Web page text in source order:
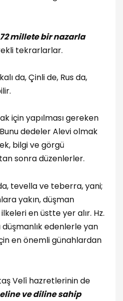
72 millete bir nazarla
tekrarlarlar.
da, Çinli de, Rus da,
için yapılması gereken
dedeler Alevi olmak
bilgi ve görgü
sonra düzenlerler.
tevella ve teberra, yani;
yakın, düşman
en üstte yer alır. Hz.
edenlerle yan
en önemli günahlardan
Velî hazretlerinin de
ve diline sahip